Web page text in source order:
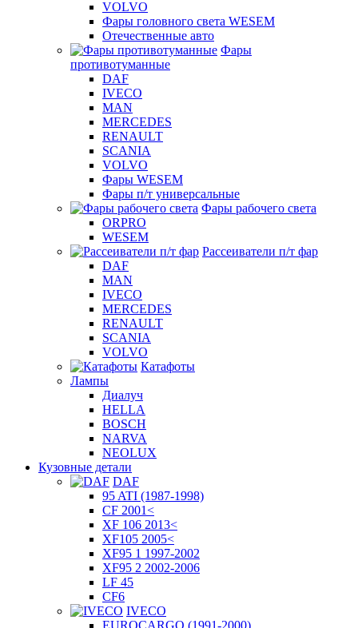
VOLVO
Фары головного света WESEM
Отечественные авто
Фары
противотуманные
DAF
IVECO
MAN
MERCEDES
RENAULT
SCANIA
VOLVO
Фары WESEM
Фары п/т универсальные
Фары рабочего света
ORPRO
WESEM
Рассеиватели п/т фар
DAF
MAN
IVECO
MERCEDES
RENAULT
SCANIA
VOLVO
Катафоты
Лампы
Диалуч
HELLA
BOSCH
NARVA
NEOLUX
Кузовные детали
DAF
95 ATI (1987-1998)
CF 2001<
XF 106 2013<
XF105 2005<
XF95 1 1997-2002
XF95 2 2002-2006
LF 45
CF6
IVECO
EUROCARGO (1991-2000)